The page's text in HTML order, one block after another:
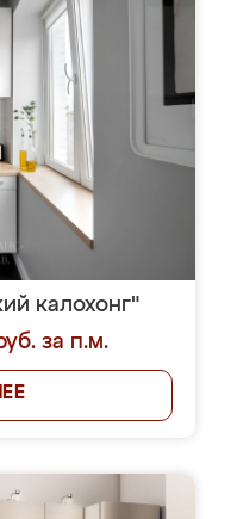
калохонг"
за п.м.